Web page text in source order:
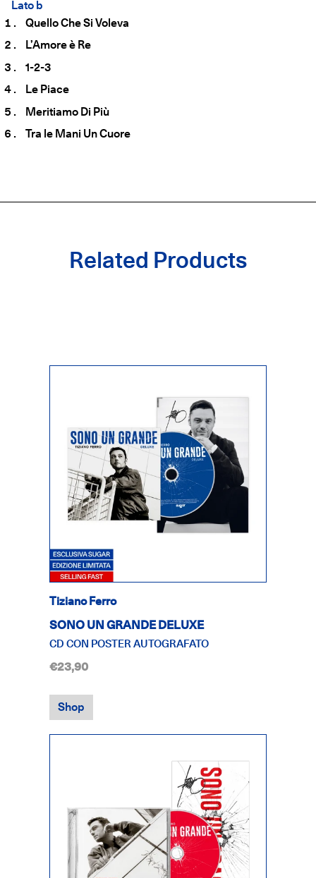
Lato b
Quello Che Si Voleva
L’Amore è Re
1-2-3
Le Piace
Meritiamo Di Più
Tra le Mani Un Cuore
Related Products
Tiziano Ferro
SONO UN GRANDE DELUXE
CD CON POSTER AUTOGRAFATO
€23,90
Shop